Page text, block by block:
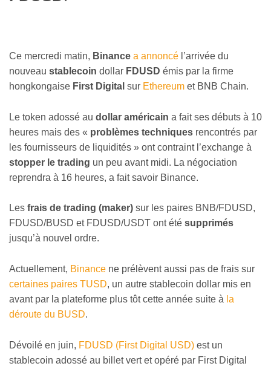
Ce mercredi matin, Binance a annoncé l’arrivée du
nouveau stablecoin dollar FDUSD émis par la firme
hongkongaise First Digital sur Ethereum et BNB Chain.
Le token adossé au dollar américain a fait ses débuts à 10
heures mais des « problèmes techniques rencontrés par
les fournisseurs de liquidités » ont contraint l’exchange à
stopper le trading un peu avant midi. La négociation
reprendra à 16 heures, a fait savoir Binance.
Les frais de trading (maker) sur les paires BNB/FDUSD,
FDUSD/BUSD et FDUSD/USDT ont été supprimés
jusqu’à nouvel ordre.
Actuellement, Binance ne prélèvent aussi pas de frais sur
certaines paires TUSD, un autre stablecoin dollar mis en
avant par la plateforme plus tôt cette année suite à la
déroute du BUSD.
Dévoilé en juin, FDUSD (First Digital USD) est un
stablecoin adossé au billet vert et opéré par First Digital